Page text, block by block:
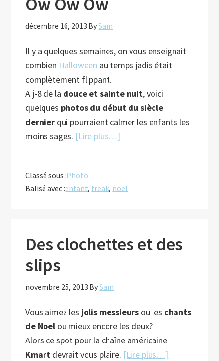
décembre 16, 2013 BySam
Il y a quelques semaines, on vous enseignait
combien Halloween au temps jadis était
complètement flippant.
A j-8 de la douce et sainte nuit, voici
quelques photos du début du siècle
dernier qui pourraient calmer les enfants les
moins sages. [Lire plus…]
Classé sous :Photo
Balisé avec :enfant, freak, noël
Des clochettes et des
slips
novembre 25, 2013 BySam
Vous aimez les jolis messieurs ou les chants
de Noel ou mieux encore les deux?
Alors ce spot pour la chaîne américaine
Kmart devrait vous plaire. [Lire plus…]